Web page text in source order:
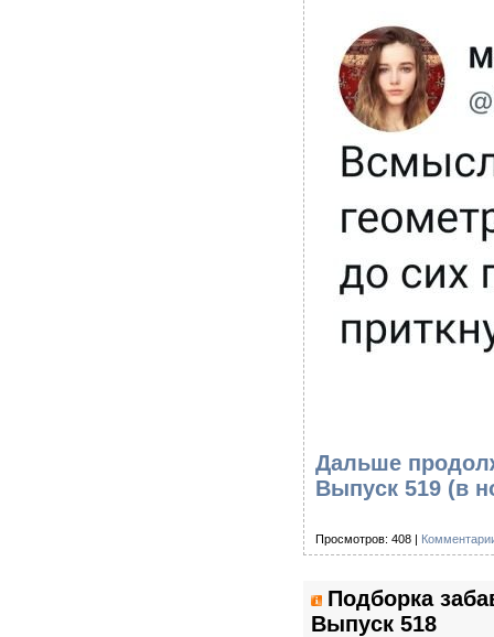
Дальше
Выпуск 519 (в
Просмотров: 408 |
Подборка
Выпуск 518